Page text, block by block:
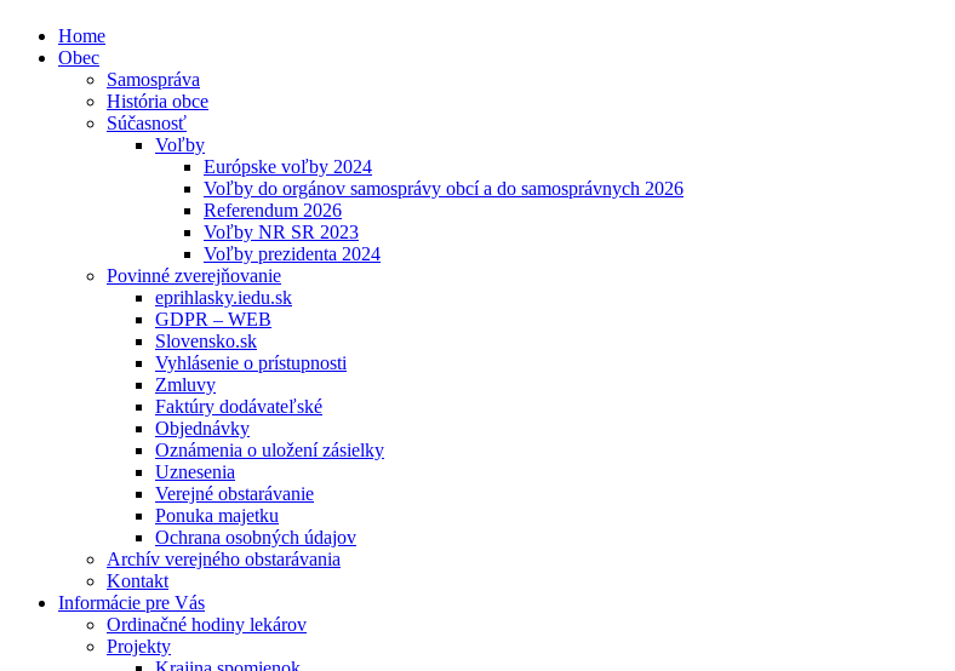
Home
Obec
Samospráva
História obce
Súčasnosť
Voľby
Európske voľby 2024
Voľby do orgánov samosprávy obcí a do samosprávnych 2026
Referendum 2026
Voľby NR SR 2023
Voľby prezidenta 2024
Povinné zverejňovanie
eprihlasky.iedu.sk
GDPR – WEB
Slovensko.sk
Vyhlásenie o prístupnosti
Zmluvy
Faktúry dodávateľské
Objednávky
Oznámenia o uložení zásielky
Uznesenia
Verejné obstarávanie
Ponuka majetku
Ochrana osobných údajov
Archív verejného obstarávania
Kontakt
Informácie pre Vás
Ordinačné hodiny lekárov
Projekty